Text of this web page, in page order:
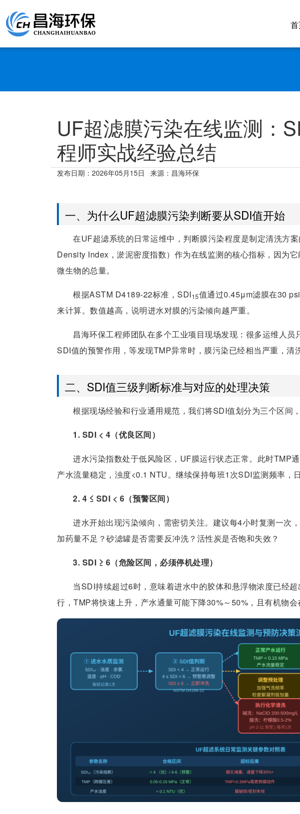
UF超滤膜污染在线监测：
程师实战经验总结
发布日期： 2026年05月15日 来源：昌海环保
一、为什么UF超滤膜污染判断要从SDI值开始
在UF超滤系统的日常运维中，判断膜污染程度是制定清洗方
Density Index，淤泥密度指数）作为在线监测的核心指标，因为
微生物的总量。
根据ASTM D4189-22标准，SDI15值通过0.45μm滤膜在30
来计算。数值越高，说明进水对膜的污染倾向越严重。
昌海环保工程师团队在多个工业项目现场发现：很多运维人员
SDI值的预警作用，等发现TMP异常时，膜污染已经相当严重，清
二、SDI值三级判断标准与对应的处理决策
根据现场经验和行业通用规范，我们将SDI值划分为三个区间
1. SDI < 4（优良区间）
进水污染指数处于低风险区，UF膜运行状态正常。此时TMP
产水流量稳定，浊度<0.1 NTU。继续保持每班1次SDI监测频率，
2. 4 ≤ SDI < 6（预警区间）
进水开始出现污染倾向，需密切关注。建议每4小时复测一次
加药量不足？砂滤罐是否需要反冲洗？活性炭是否饱和失效？
3. SDI ≥ 6（危险区间，必须停机处理）
当SDI持续超过6时，意味着进水中的胶体和悬浮物浓度已经
行，TMP将快速上升，产水通量可能下降30%～50%，且有机物会